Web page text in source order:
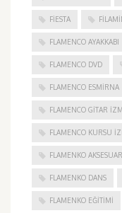
FIESTA
FLAMENCO AYAKKABI
FLAMENCO DVD
FLAMENCO ESMIRNA
FLAMENCO GITAR
FLAMENCO KURSU
FLAMENKO AKSESUAR
FLAMENKO DANS
FLAMENKO EĞITIMI